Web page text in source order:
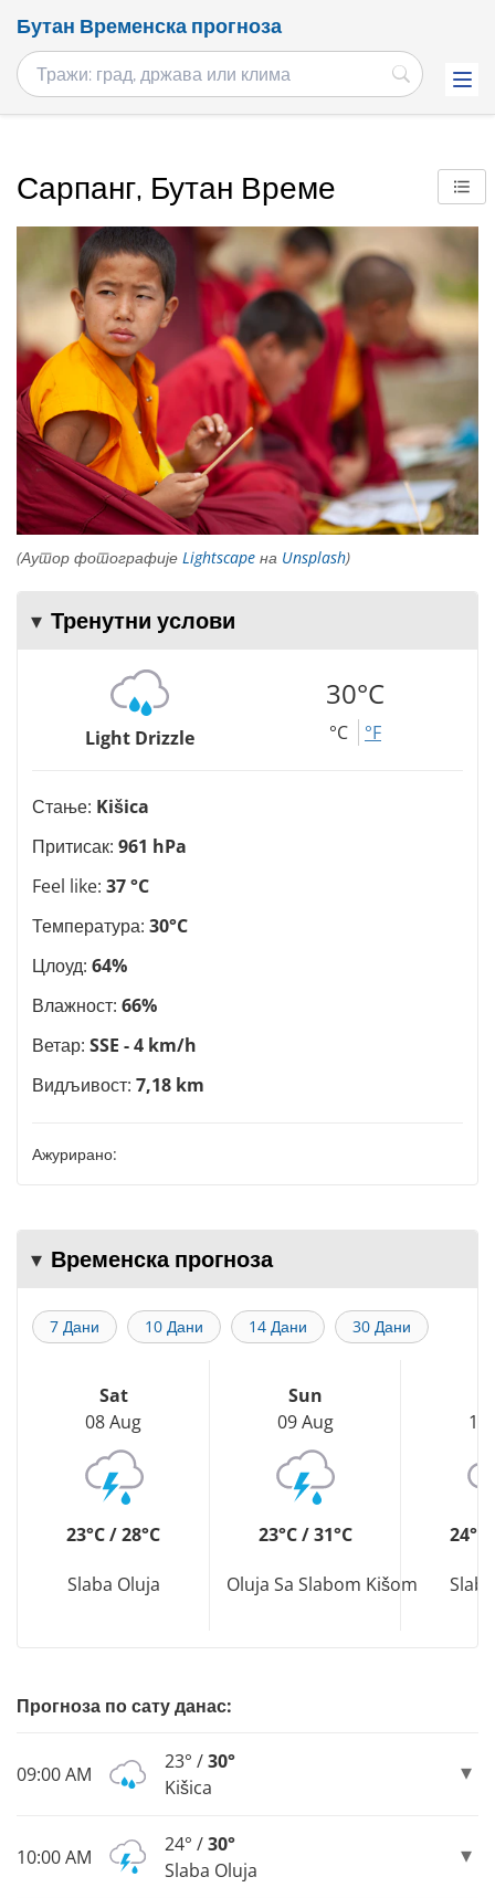
Бутан Временска прогноза
Сарпанг, Бутан Време
(Аутор фотографије Lightscape на Unsplash)
Тренутни услови
Light Drizzle
30°C
°C °F
Стање: Kišica
Притисак: 961 hPa
Feel like: 37 °C
Температура: 30°C
Цлоуд: 64%
Влажност: 66%
Ветар: SSE - 4 km/h
Видљивост: 7,18 km
Ажурирано:
Временска прогноза
7 Дани 10 Дани 14 Дани 30 Дани
Sat
08 Aug
23°C / 28°C
Slaba Oluja
Sun
09 Aug
23°C / 31°C
Oluja Sa Slabom Kišom
10
24°C
Прогноза по сату данас:
09:00 AM
23° /30°
Kišica
10:00 AM
24° /30°
Slaba Oluja